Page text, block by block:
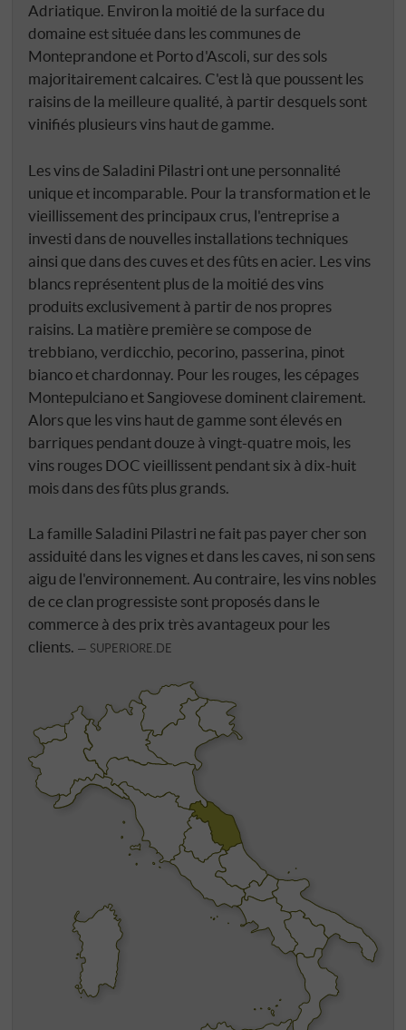
Adriatique. Environ la moitié de la surface du
domaine est située dans les communes de
Monteprandone et Porto d'Ascoli, sur des sols
majoritairement calcaires. C'est là que poussent les
raisins de la meilleure qualité, à partir desquels sont
vinifiés plusieurs vins haut de gamme.
Les vins de Saladini Pilastri ont une personnalité
unique et incomparable. Pour la transformation et le
vieillissement des principaux crus, l'entreprise a
investi dans de nouvelles installations techniques
ainsi que dans des cuves et des fûts en acier. Les vins
blancs représentent plus de la moitié des vins
produits exclusivement à partir de nos propres
raisins. La matière première se compose de
trebbiano, verdicchio, pecorino, passerina, pinot
bianco et chardonnay. Pour les rouges, les cépages
Montepulciano et Sangiovese dominent clairement.
Alors que les vins haut de gamme sont élevés en
barriques pendant douze à vingt-quatre mois, les
vins rouges DOC vieillissent pendant six à dix-huit
mois dans des fûts plus grands.
La famille Saladini Pilastri ne fait pas payer cher son
assiduité dans les vignes et dans les caves, ni son sens
aigu de l'environnement. Au contraire, les vins nobles
de ce clan progressiste sont proposés dans le
commerce à des prix très avantageux pour les
clients.
SUPERIORE.DE